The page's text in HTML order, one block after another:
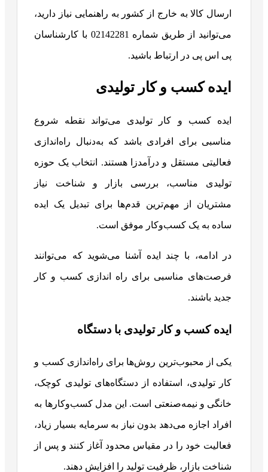
ارسال کالا به خارج از کشور به راهنمایی نیاز دارید،
می‌توانید از طریق شماره 02142281 با کارشناسان
پی اس پی در ارتباط باشید.
ایده‌ کسب و کار تولیدی
ایده‌ کسب و کار تولیدی می‌تواند نقطه شروع
مناسبی برای افرادی باشد که به‌دنبال راه‌اندازی
فعالیتی مستقل و درآمدزا هستند. انتخاب یک حوزه
تولیدی مناسب، بررسی بازار و شناخت نیاز
مشتریان از مهم‌ترین قدم‌ها برای تبدیل یک ایده
ساده به یک کسب‌وکار موفق است.
در ادامه، با چند ایده‌ آشنا می‌شوید که می‌توانند
فرصت‌های مناسبی برای راه‌ اندازی کسب‌ و کار
جدید باشند.
ایده کسب و کار تولیدی با دستگاه
یکی از محبوب‌ترین روش‌ها برای راه‌اندازی کسب‌ و
کار تولیدی، استفاده از دستگاه‌های تولیدی کوچک،
خانگی و نیمه‌صنعتی است. این مدل کسب‌وکارها به
افراد اجازه می‌دهد بدون نیاز به سرمایه بسیار زیاد،
فعالیت خود را در مقیاس محدود آغاز کنند و پس از
شناخت بازار، ظرفیت تولید را افزایش دهند.